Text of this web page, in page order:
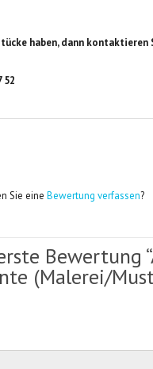
haben, dann
52
Sie eineBewertung verfassen?
Bewertung
(Malerei/